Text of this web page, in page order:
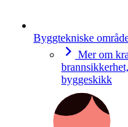
Byggtekniske
Mer om
byggeskikk